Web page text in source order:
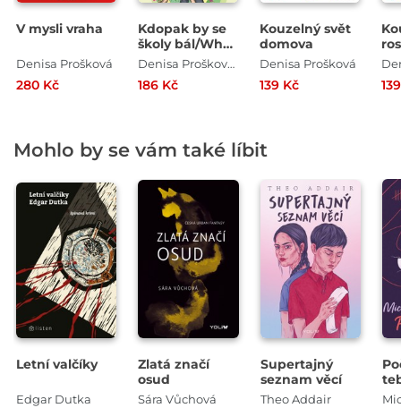
V mysli vraha
Denisa Prošková
280 Kč
Kdopak by se
školy bál/Who
Would Be
School
Denisa Prošková , Drahomír Trsťan
186 Kč
Kouzelný svět
domova
Denisa Prošková
139 Kč
Mohlo by se vám také líbit
Letní valčíky
Edgar Dutka
Zlatá značí
osud
Sára Vůchová
Supertajný
seznam věcí
Theo Addair